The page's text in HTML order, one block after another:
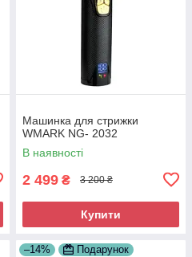
Машинка для стрижки
WMARK NG- 2032
В наявності
2 499 ₴ 3 200 ₴
Купити
–14% Подарунок